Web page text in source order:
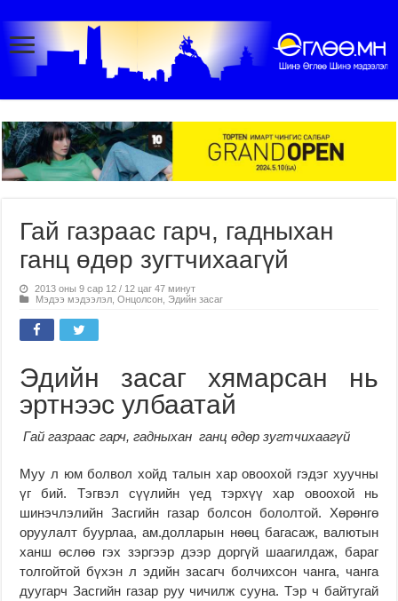
Гай газраас гарч, гадныхан
ганц өдөр зугтчихаагүй
2013 оны 9 сар 12 / 12 цаг 47 минут
Мэдээ мэдээлэл ,Онцолсон Эдийн засаг
Эдийн засаг хямарсан нь
эртнээс улбаатай
Гай газраас гарч, гадныхан ганц өдөр зугтчихаагүй
Муу л юм болвол хойд талын хар овоохой гэдэг хуучны
үг бий. Тэгвэл сүү­лийн үед тэрхүү хар овоо­хой нь
шинэчлэлийн Засгийн газар болсон бо­лолтой. Хөрөнгө
оруулалт буурлаа, ам.долларын нөөц багасаж, валютын
ханш өслөө гэх зэргээр дээр дор­гүй шаагилдаж, бараг
тол­­гойтой бүхэн л эдийн за­­сагч болчихсон чанга, чанга
дуугарч Засгийн га­зар руу чичилж сууна. Тэр ч байтугай